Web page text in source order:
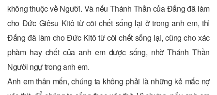
không thuộc về Người. Và nếu Thánh Thần của Ðấng đã làm
cho Ðức Giêsu Kitô từ cõi chết sống lại ở trong anh em, thì
Ðấng đã làm cho Ðức Kitô từ cõi chết sống lại, cũng cho xác
phàm hay chết của anh em được sống, nhờ Thánh Thần
Người ngự trong anh em.
Anh em thân mến, chúng ta không phải là những kẻ mắc nợ